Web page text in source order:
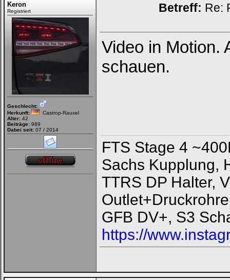
Keron
Registriert
Geschlecht:
Herkunft:
Castrop-Rauxel
Alter: 42
Beiträge: 989
Dabei seit: 07 / 2014
Betreff: Re:
Video in Motion.
schauen.
FTS Stage 4
Sachs Kupplung,
TTRS DP Halter,
GFB DV+, S3
https://